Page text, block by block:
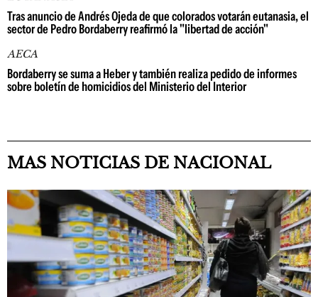
Tras anuncio de Andrés Ojeda de que colorados votarán eutanasia, el
sector de Pedro Bordaberry reafirmó la "libertad de acción"
AECA
Bordaberry se suma a Heber y también realiza pedido de informes
sobre boletín de homicidios del Ministerio del Interior
MAS NOTICIAS DE NACIONAL